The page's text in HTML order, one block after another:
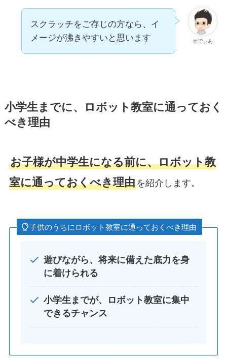
せでぃあ
スクラッチをご存じの方なら、イ
メージが沸きやすいと思います
小学生までに、ロボット教室に通っておく
べき理由
お子様が中学生になる前に、ロボット教
室に通っておくべき理由を紹介します。
子供のうちにロボット教室に通っておくべき理由
遊びながら、将来に備えた底力を身
に着けられる
小学生までが、ロボット教室に集中
できるチャンス